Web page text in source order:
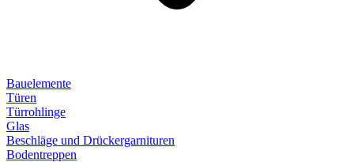
Bauelemente
Türen
Türrohlinge
Glas
Beschläge und Drückergarnituren
Bodentreppen